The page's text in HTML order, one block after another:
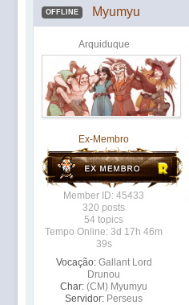
OFFLINE Myumyu
Arquiduque
Ex-Membro
Member ID: 45433
320 posts
54 topics
Tempo Online: 3d 17h 46m
39s
Vocação: Gallant Lord
Drunou
Char: (CM) Myumyu
Servidor: Perseus